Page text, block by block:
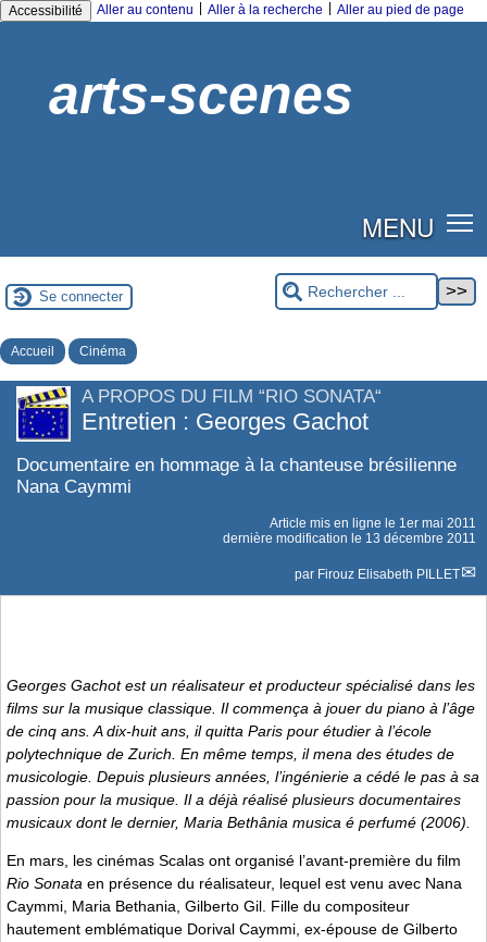
Accessibilité Aller au contenu Aller à la recherche Aller au pied de page
arts-scenes
MENU
Se connecter
Accueil Cinéma
A PROPOS DU FILM “RIO SONATA“
Entretien : Georges Gachot
Documentaire en hommage à la chanteuse brésilienne
Nana Caymmi
Article mis en ligne le 1er mai 2011
dernière modification le 13 décembre 2011
par Firouz Elisabeth PILLET
Georges Gachot est un réalisateur et producteur spécialisé dans les
films sur la musique classique. Il commença à jouer du piano à l’âge
de cinq ans. A dix-huit ans, il quitta Paris pour étudier à l’école
polytechnique de Zurich. En même temps, il mena des études de
musicologie. Depuis plusieurs années, l’ingénierie a cédé le pas à sa
passion pour la musique. Il a déjà réalisé plusieurs documentaires
musicaux dont le dernier, Maria Bethânia musica é perfumé (2006).
En mars, les cinémas Scalas ont organisé l’avant-première du film
Rio Sonata en présence du réalisateur, lequel est venu avec Nana
Caymmi, Maria Bethania, Gilberto Gil. Fille du compositeur
hautement emblématique Dorival Caymmi, ex-épouse de Gilberto